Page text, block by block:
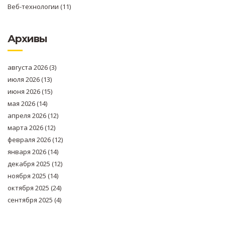
Веб-технологии (11)
Архивы
августа 2026(3)
июля 2026(13)
июня 2026(15)
мая 2026(14)
апреля 2026(12)
марта 2026(12)
февраля 2026(12)
января 2026(14)
декабря 2025 (12)
ноября 2025 (14)
октября 2025 (24)
сентября 2025 (4)